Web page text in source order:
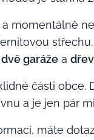
momentálně
střechu.
dvě garáže a
části
a je jen pár
máte